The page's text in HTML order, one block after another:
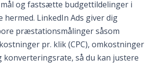
og fastsætte budgettildelinger i
hermed. LinkedIn Ads giver dig
præstationsmålinger såsom
pr. klik (CPC), omkostninger
konverteringsrate, så du kan justere